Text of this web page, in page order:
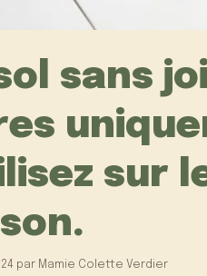
sans
sur
par Mamie Colette Verdier